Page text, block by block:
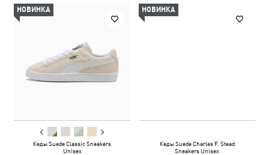
НОВИНКА
Кеды Suede Classic Sneakers
Unisex
НОВИНКА
Кеды Suede Charles F. Stead
Sneakers Unisex